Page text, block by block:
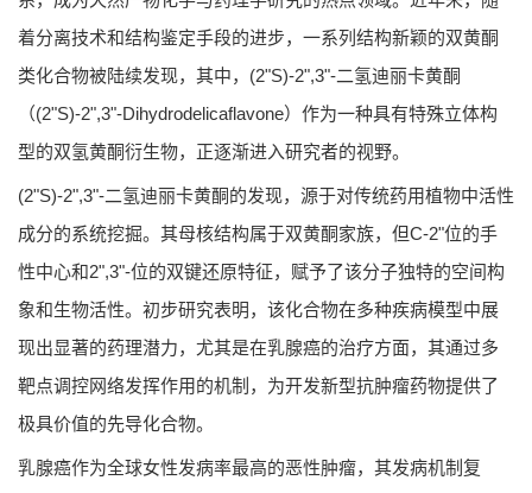
着分离技术和结构鉴定手段的进步，一系列结构新颖的双黄酮
类化合物被陆续发现，其中，(2"S)-2",3"-二氢迪丽卡黄酮
（(2"S)-2",3"-Dihydrodelicaflavone）作为一种具有特殊立体构
型的双氢黄酮衍生物，正逐渐进入研究者的视野。
(2"S)-2",3"-二氢迪丽卡黄酮的发现，源于对传统药用植物中活性
成分的系统挖掘。其母核结构属于双黄酮家族，但C-2"位的手
性中心和2",3"-位的双键还原特征，赋予了该分子独特的空间构
象和生物活性。初步研究表明，该化合物在多种疾病模型中展
现出显著的药理潜力，尤其是在乳腺癌的治疗方面，其通过多
靶点调控网络发挥作用的机制，为开发新型抗肿瘤药物提供了
极具价值的先导化合物。
乳腺癌作为全球女性发病率最高的恶性肿瘤，其发病机制复